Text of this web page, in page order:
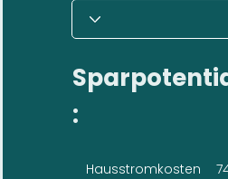
:
Hausstromkosten